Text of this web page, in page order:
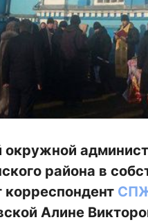
окружной
района в
Алине